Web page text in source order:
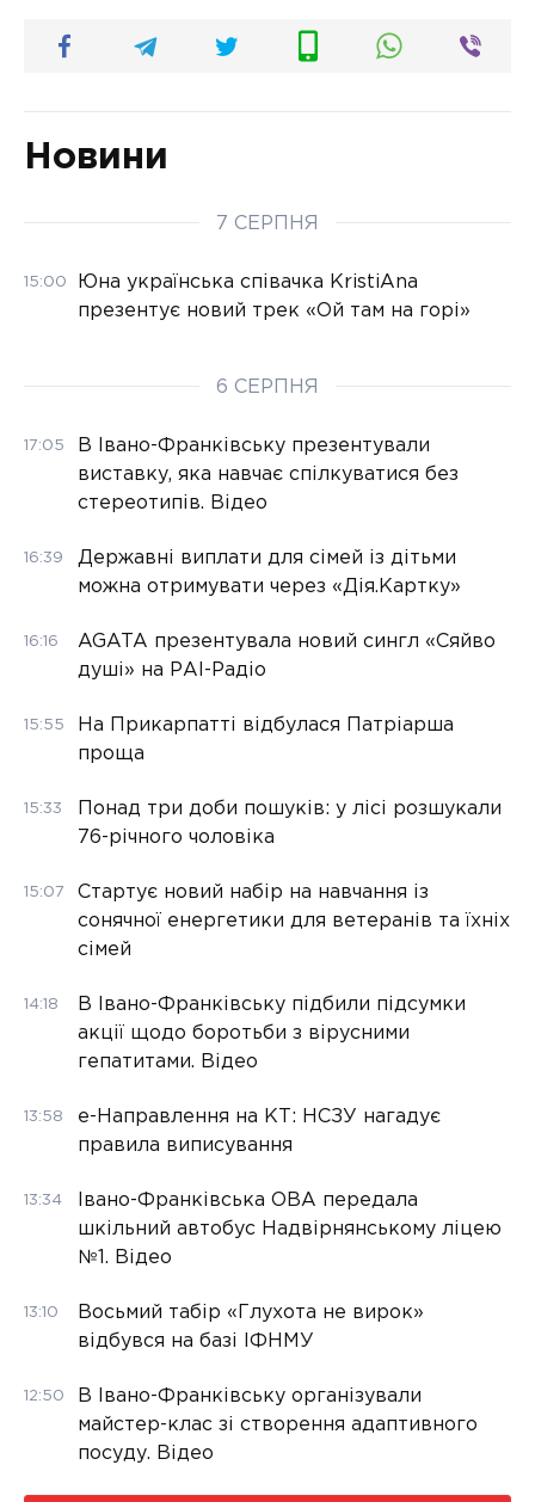
Новини
7 СЕРПНЯ
15:00
Юна українська співачка KristiAna
презентує новий трек «Ой там на горі»
6 СЕРПНЯ
17:05
В Івано-Франківську презентували
виставку, яка навчає спілкуватися без
стереотипів. Відео
16:39
Державні виплати для сімей із дітьми
можна отримувати через «Дія.Картку»
16:16
AGATA презентувала новий сингл «Сяйво
душі» на РАІ-Радіо
15:55
На Прикарпатті відбулася Патріарша
проща
15:33
Понад три доби пошуків: у лісі розшукали
76-річного чоловіка
15:07
Стартує новий набір на навчання із
сонячної енергетики для ветеранів та їхніх
сімей
14:18
В Івано-Франківську підбили підсумки
акції щодо боротьби з вірусними
гепатитами. Відео
13:58
е-Направлення на КТ: НСЗУ нагадує
правила виписування
13:34
Івано-Франківська ОВА передала
шкільний автобус Надвірнянському ліцею
№1. Відео
13:10
Восьмий табір «Глухота не вирок»
відбувся на базі ІФНМУ
12:50
В Івано-Франківську організували
майстер-клас зі створення адаптивного
посуду. Відео